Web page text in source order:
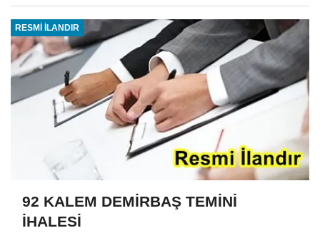
RESMİ İLANDIR
92 KALEM DEMİRBAŞ TEMİNİ
İHALESİ